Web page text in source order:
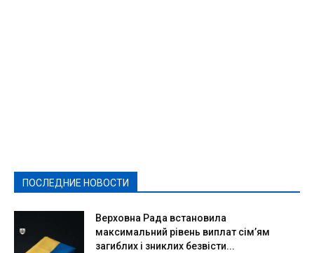
ПОСЛЕДНИЕ НОВОСТИ
Верховна Рада встановила
максимальний рівень виплат сім’ям
загиблих і зниклих безвісти...